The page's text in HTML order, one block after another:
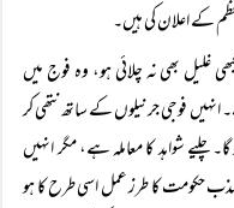
کے اعلان کی ہیں۔
بھی نہ چلائی ہو، وہ فوج میں
فوجی جرنیلوں کے ساتھ نتھی کر
شواہد کا معاملہ ہے، مگر انہیں
مہذب حکومت کا طرز عمل اسی طرح کا ہو